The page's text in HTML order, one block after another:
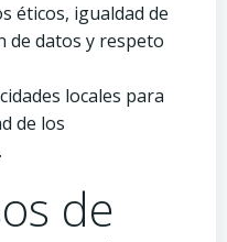
éticos, igualdad de
de datos y respeto
locales para
de los
de